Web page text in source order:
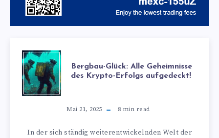
Bergbau-Glück: Alle Geheimnisse
des Krypto-Erfolgs aufgedeckt!
Mai 21, 2025 8 min read
In der sich ständig weiterentwickelnden Welt der